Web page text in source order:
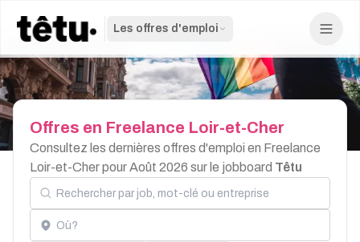
Les offres d'emploi
Offres en Freelance Loir-et-Cher
Consultez les dernières offres d'emploi en Freelance
Loir-et-Cher pour Août 2026 sur le jobboard Têtu
Rechercher par job, mot-clé ou entreprise
Localisation